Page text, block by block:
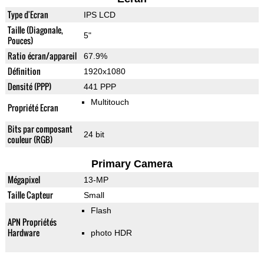
Type d'Ecran IPS LCD
Taille (Diagonale,
Pouces)
5"
Ratio écran/appareil 67.9%
Définition 1920x1080
Densité (PPP) 441 PPP
Propriété Ecran Multitouch
Bits par composant
couleur (RGB)
24 bit
Primary Camera
Mégapixel 13-MP
Taille Capteur Small
APN Propriétés
Hardware
Flash
photo HDR